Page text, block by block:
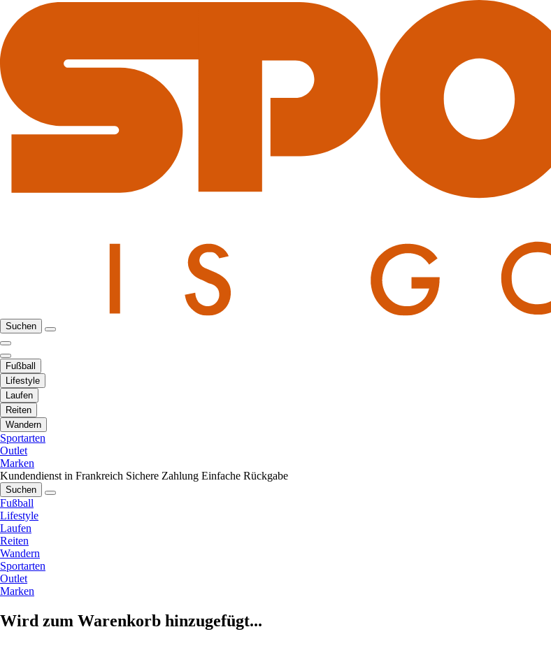
Suchen
Fußball
Lifestyle
Laufen
Reiten
Wandern
Sportarten
Outlet
Marken
Kundendienst in Frankreich Sichere Zahlung Einfache Rückgabe
Suchen
Fußball
Lifestyle
Laufen
Reiten
Wandern
Sportarten
Outlet
Marken
Wird zum Warenkorb hinzugefügt...